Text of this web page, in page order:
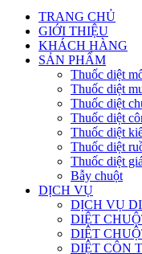
TRANG CHỦ
GIỚI THIỆU
KHÁCH HÀNG
SẢN PHẨM
Thuốc diệt
Thuốc diệt
Thuốc diệt
Thuốc diệt
Thuốc diệt
Thuốc diệt
Thuốc diệt
Bẫy chuột
DỊCH VỤ
DỊCH VỤ
DIỆT
DIỆT
DIỆT CÔN